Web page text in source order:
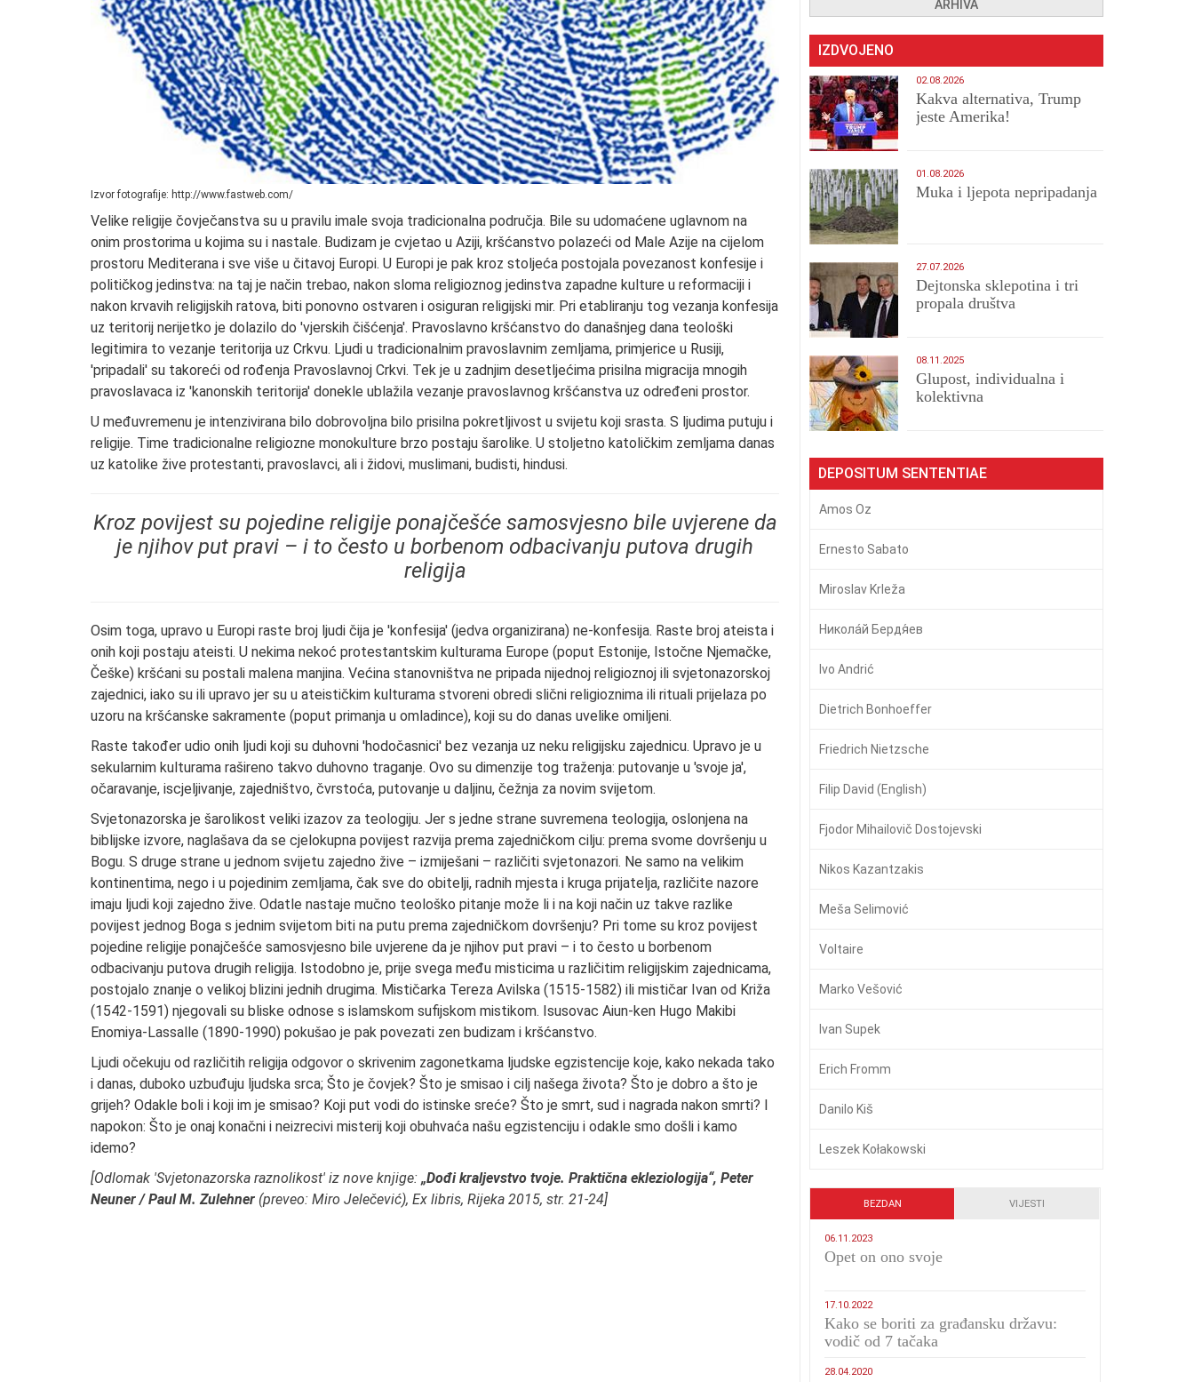
Izvor fotografije: http://www.fastweb.com/
Velike religije čovječanstva su u pravilu imale svoja tradicionalna područja. Bile su udomaćene uglavnom na
onim prostorima u kojima su i nastale. Budizam je cvjetao u Aziji, kršćanstvo polazeći od Male Azije na cijelom
prostoru Mediterana i sve više u čitavoj Europi. U Europi je pak kroz stoljeća postojala povezanost konfesije i
političkog jedinstva: na taj je način trebao, nakon sloma religioznog jedinstva zapadne kulture u reformaciji i
nakon krvavih religijskih ratova, biti ponovno ostvaren i osiguran religijski mir. Pri etabliranju tog vezanja konfesija
uz teritorij nerijetko je dolazilo do 'vjerskih čišćenja'. Pravoslavno kršćanstvo do današnjeg dana teološki
legitimira to vezanje teritorija uz Crkvu. Ljudi u tradicionalnim pravoslavnim zemljama, primjerice u Rusiji,
'pripadali' su takoreći od rođenja Pravoslavnoj Crkvi. Tek je u zadnjim desetljećima prisilna migracija mnogih
pravoslavaca iz 'kanonskih teritorija' donekle ublažila vezanje pravoslavnog kršćanstva uz određeni prostor.
U međuvremenu je intenzivirana bilo dobrovoljna bilo prisilna pokretljivost u svijetu koji srasta. S ljudima putuju i
religije. Time tradicionalne religiozne monokulture brzo postaju šarolike. U stoljetno katoličkim zemljama danas
uz katolike žive protestanti, pravoslavci, ali i židovi, muslimani, budisti, hindusi.
Kroz povijest su pojedine religije ponajčešće samosvjesno bile uvjerene da
je njihov put pravi – i to često u borbenom odbacivanju putova drugih
religija
Osim toga, upravo u Europi raste broj ljudi čija je 'konfesija' (jedva organizirana) ne-konfesija. Raste broj ateista i
onih koji postaju ateisti. U nekima nekoć protestantskim kulturama Europe (poput Estonije, Istočne Njemačke,
Češke) kršćani su postali malena manjina. Većina stanovništva ne pripada nijednoj religioznoj ili svjetonazorskoj
zajednici, iako su ili upravo jer su u ateističkim kulturama stvoreni obredi slični religioznima ili rituali prijelaza po
uzoru na kršćanske sakramente (poput primanja u omladince), koji su do danas uvelike omiljeni.
Raste također udio onih ljudi koji su duhovni 'hodočasnici' bez vezanja uz neku religijsku zajednicu. Upravo je u
sekularnim kulturama rašireno takvo duhovno traganje. Ovo su dimenzije tog traženja: putovanje u 'svoje ja',
očaravanje, iscjeljivanje, zajedništvo, čvrstoća, putovanje u daljinu, čežnja za novim svijetom.
Svjetonazorska je šarolikost veliki izazov za teologiju. Jer s jedne strane suvremena teologija, oslonjena na
biblijske izvore, naglašava da se cjelokupna povijest razvija prema zajedničkom cilju: prema svome dovršenju u
Bogu. S druge strane u jednom svijetu zajedno žive – izmiješani – različiti svjetonazori. Ne samo na velikim
kontinentima, nego i u pojedinim zemljama, čak sve do obitelji, radnih mjesta i kruga prijatelja, različite nazore
imaju ljudi koji zajedno žive. Odatle nastaje mučno teološko pitanje može li i na koji način uz takve razlike
povijest jednog Boga s jednim svijetom biti na putu prema zajedničkom dovršenju? Pri tome su kroz povijest
pojedine religije ponajčešće samosvjesno bile uvjerene da je njihov put pravi – i to često u borbenom
odbacivanju putova drugih religija. Istodobno je, prije svega među misticima u različitim religijskim zajednicama,
postojalo znanje o velikoj blizini jednih drugima. Mističarka Tereza Avilska (1515-1582) ili mističar Ivan od Križa
(1542-1591) njegovali su bliske odnose s islamskom sufijskom mistikom. Isusovac Aiun-ken Hugo Makibi
Enomiya-Lassalle (1890-1990) pokušao je pak povezati zen budizam i kršćanstvo.
Ljudi očekuju od različitih religija odgovor o skrivenim zagonetkama ljudske egzistencije koje, kako nekada tako
i danas, duboko uzbuđuju ljudska srca; Što je čovjek? Što je smisao i cilj našega života? Što je dobro a što je
grijeh? Odakle boli i koji im je smisao? Koji put vodi do istinske sreće? Što je smrt, sud i nagrada nakon smrti? I
napokon: Što je onaj konačni i neizrecivi misterij koji obuhvaća našu egzistenciju i odakle smo došli i kamo
idemo?
[Odlomak 'Svjetonazorska raznolikost' iz nove knjige: „Dođi kraljevstvo tvoje. Praktična ekleziologija“, Peter
Neuner / Paul M. Zulehner (preveo: Miro Jelečević), Ex libris, Rijeka 2015, str. 21-24]
ARHIVA
IZDVOJENO
02.08.2026
Kakva alternativa, Trump
jeste Amerika!
01.08.2026
Muka i ljepota nepripadanja
27.07.2026
Dejtonska sklepotina i tri
propala društva
08.11.2025
Glupost, individualna i
kolektivna
DEPOSITUM SENTENTIAE
Amos Oz
Ernesto Sabato
Miroslav Krleža
Никола́й Бердя́ев
Ivo Andrić
Dietrich Bonhoeffer
Friedrich Nietzsche
Filip David (English)
Fjodor Mihailovič Dostojevski
Nikos Kazantzakis
Meša Selimović
Voltaire
Marko Vešović
Ivan Supek
Erich Fromm
Danilo Kiš
Leszek Kołakowski
BEZDAN VIJESTI
06.11.2023
​Opet on ono svoje
17.10.2022
Kako se boriti za građansku državu:
vodič od 7 tačaka
28.04.2020